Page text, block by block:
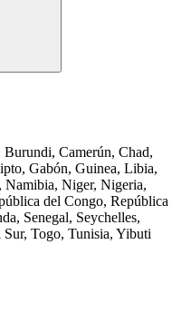
Camerún, Chad,
Gabón, Guinea, Libia,
Namibia, Niger, Nigeria,
del Congo, República
Senegal, Seychelles,
Sur, Togo, Tunisia, Yibuti